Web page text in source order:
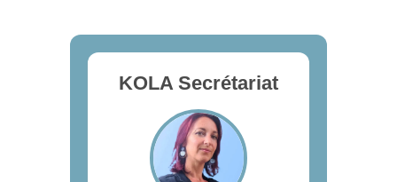
KOLA Secrétariat